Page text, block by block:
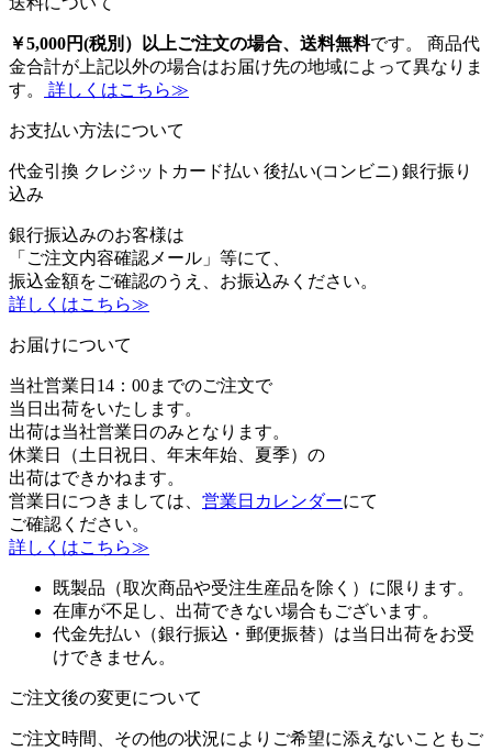
￥5,000円(税別）以上ご注文の場合、送料無料です。 商品代
金合計が上記以外の場合はお届け先の地域によって異なりま
す。
詳しくはこちら≫
お支払い方法について
代金引換 クレジットカード払い 後払い(コンビニ) 銀行振り
込み
銀行振込みのお客様は
「ご注文内容確認メール」等にて、
振込金額をご確認のうえ、お振込みください。
詳しくはこちら≫
お届けについて
当社営業日14：00までのご注文で
当日出荷をいたします。
出荷は当社営業日のみとなります。
休業日（土日祝日、年末年始、夏季）の
出荷はできかねます。
営業日につきましては、 営業日カレンダーにて
ご確認ください。
詳しくはこちら≫
既製品（取次商品や受注生産品を除く）に限ります。
在庫が不足し、出荷できない場合もございます。
代金先払い（銀行振込・郵便振替）は当日出荷をお受
けできません。
ご注文後の変更について
ご注文時間、その他の状況によりご希望に添えないこともご